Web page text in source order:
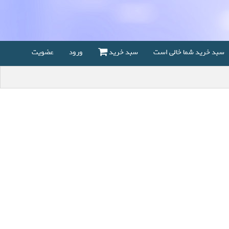
سبد خرید شما خالی است سبد خرید ورود عضویت